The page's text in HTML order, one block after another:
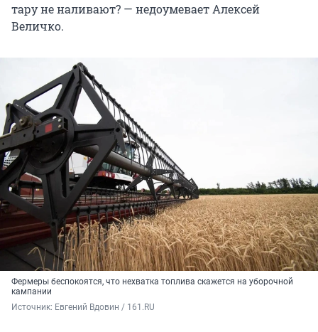
тару не наливают? — недоумевает Алексей
Величко.
Фермеры беспокоятся, что нехватка топлива скажется на уборочной
кампании
Источник: Евгений Вдовин / 161.RU